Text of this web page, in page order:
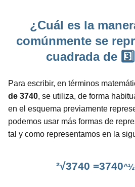
¿Cuál es la
comúnmente se
cuadrada de
Para escribir, en términos
de 3740, se utiliza, de forma
en el esquema previamente
podemos usar más formas de
tal y como representamos en la
²√3740 =3740^½